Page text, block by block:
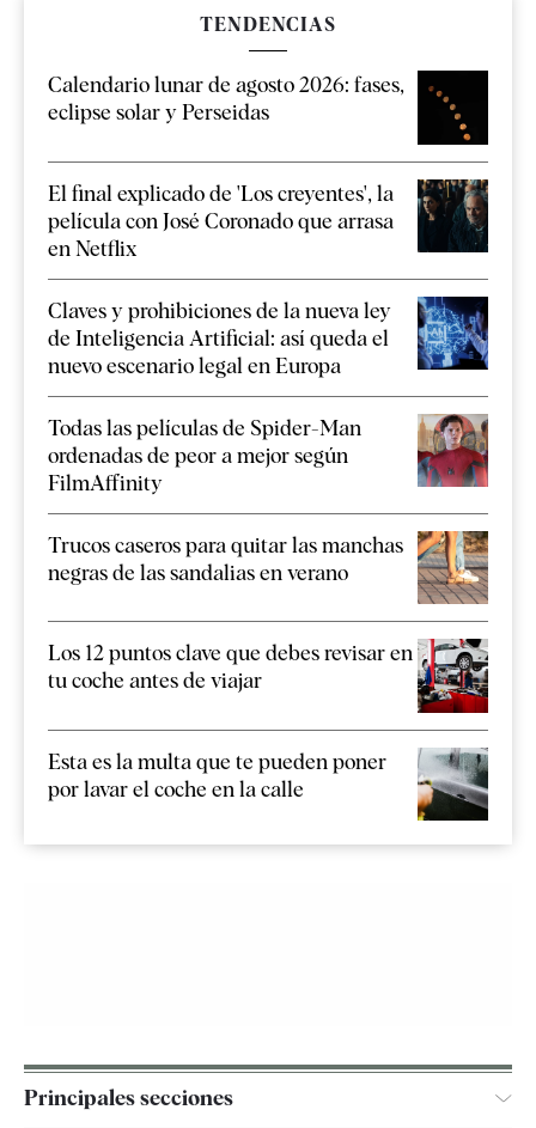
TENDENCIAS
Calendario lunar de agosto 2026: fases,
eclipse solar y Perseidas
El final explicado de 'Los creyentes', la
película con José Coronado que arrasa
en Netflix
Claves y prohibiciones de la nueva ley
de Inteligencia Artificial: así queda el
nuevo escenario legal en Europa
Todas las películas de Spider-Man
ordenadas de peor a mejor según
FilmAffinity
Trucos caseros para quitar las manchas
negras de las sandalias en verano
Los 12 puntos clave que debes revisar en
tu coche antes de viajar
Esta es la multa que te pueden poner
por lavar el coche en la calle
Principales secciones